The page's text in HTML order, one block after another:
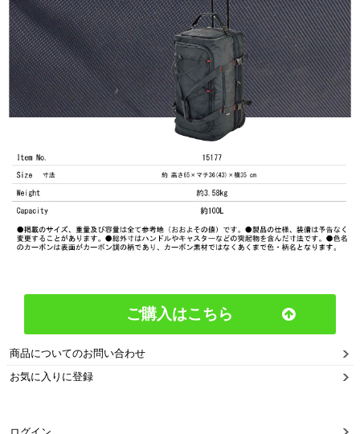
ご購入はこちら
商品についてのお問い合わせ
お気に入りに登録